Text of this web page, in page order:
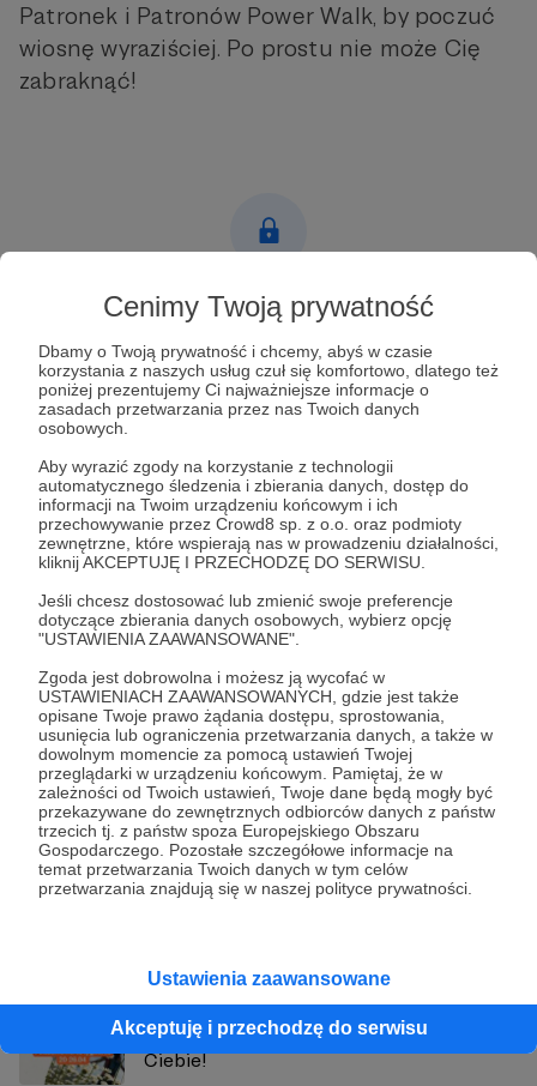
Cenimy Twoją prywatność
Dbamy o Twoją prywatność i chcemy, abyś w czasie
korzystania z naszych usług czuł się komfortowo, dlatego też
poniżej prezentujemy Ci najważniejsze informacje o
zasadach przetwarzania przez nas Twoich danych
osobowych.
Aby wyrazić zgody na korzystanie z technologii
automatycznego śledzenia i zbierania danych, dostęp do
informacji na Twoim urządzeniu końcowym i ich
przechowywanie przez Crowd8 sp. z o.o. oraz podmioty
zewnętrzne, które wspierają nas w prowadzeniu działalności,
kliknij AKCEPTUJĘ I PRZECHODZĘ DO SERWISU.
Jeśli chcesz dostosować lub zmienić swoje preferencje
dotyczące zbierania danych osobowych, wybierz opcję
"USTAWIENIA ZAAWANSOWANE".
Zgoda jest dobrowolna i możesz ją wycofać w
USTAWIENIACH ZAAWANSOWANYCH, gdzie jest także
opisane Twoje prawo żądania dostępu, sprostowania,
usunięcia lub ograniczenia przetwarzania danych, a także w
dowolnym momencie za pomocą ustawień Twojej
przeglądarki w urządzeniu końcowym. Pamiętaj, że w
zależności od Twoich ustawień, Twoje dane będą mogły być
przekazywane do zewnętrznych odbiorców danych z państw
trzecich tj. z państw spoza Europejskiego Obszaru
Gospodarczego. Pozostałe szczegółowe informacje na
temat przetwarzania Twoich danych w tym celów
przetwarzania znajdują się w naszej polityce prywatności.
Ustawienia zaawansowane
Akceptuję i przechodzę do serwisu
Patronek i Patronów Power Walk, by poczuć
wiosnę wyraziściej. Po prostu nie może Cię
zabraknąć!
Post dostępny tylko dla Patronów
Aby zobaczyć ten materiał musisz być zalogowany
Zostań Patronem
Zaloguj się
dlapatrona powerwalk maj spotkanieonline
Udostępnij
Power Walk
Zobacz profil autora
Oto rozkład jazdy z tego tygodnia dla
Ciebie!